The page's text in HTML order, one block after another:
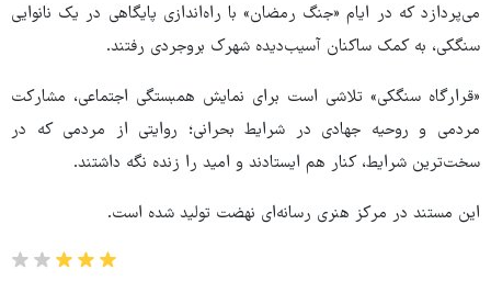
می‌پردازد که در ایام «جنگ رمضان» با راه‌اندازی پایگاهی در یک نانوایی
سنگکی، به کمک ساکنان آسیب‌دیده شهرک بروجردی رفتند.
«قرارگاه سنگکی» تلاشی است برای نمایش همبستگی اجتماعی، مشارکت
مردمی و روحیه جهادی در شرایط بحرانی؛ روایتی از مردمی که در
سخت‌ترین شرایط، کنار هم ایستادند و امید را زنده نگه داشتند.
این مستند در مرکز هنری رسانه‌ای نهضت تولید شده است.